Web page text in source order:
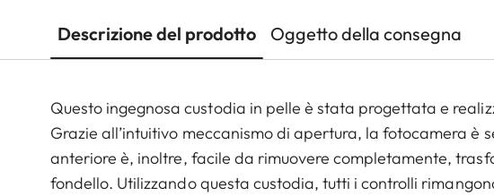
Descrizione del prodotto Oggetto della consegna
Questo ingegnosa custodia in pelle è stata progettata e
Grazie all’intuitivo meccanismo di apertura, la fotocamera è
anteriore è, inoltre, facile da rimuovere completamente,
fondello. Utilizzando questa custodia, tutti i controlli